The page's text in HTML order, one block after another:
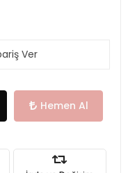
Ver
Hemen Al